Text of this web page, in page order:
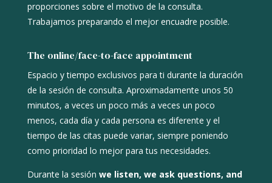
proporciones sobre el motivo de la consulta.
Trabajamos preparando el mejor encuadre posible.
The online/face-to-face appointment
Espacio y tiempo exclusivos para ti durante la duración
de la sesión de consulta. Aproximadamente unos 50
minutos, a veces un poco más a veces un poco
menos, cada día y cada persona es diferente y el
tiempo de las citas puede variar, siempre poniendo
como prioridad lo mejor para tus necesidades.
Durante la sesión we listen, we ask questions, and